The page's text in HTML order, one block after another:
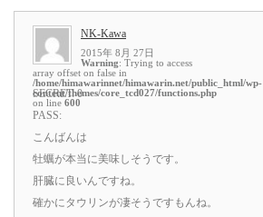
NK-Kawa
2015年 8月 27日
Warning: Trying to access
array offset on false in
/home/himawarinnet/himawarin.net/public_html/wp-
content/themes/core_tcd027/functions.php
on line 600
SECRET: 0
PASS:
こんばんは
牡蠣が本当に美味しそうです。
肝臓に良いんですね。
確かにタウリンが凄そうですもんね。